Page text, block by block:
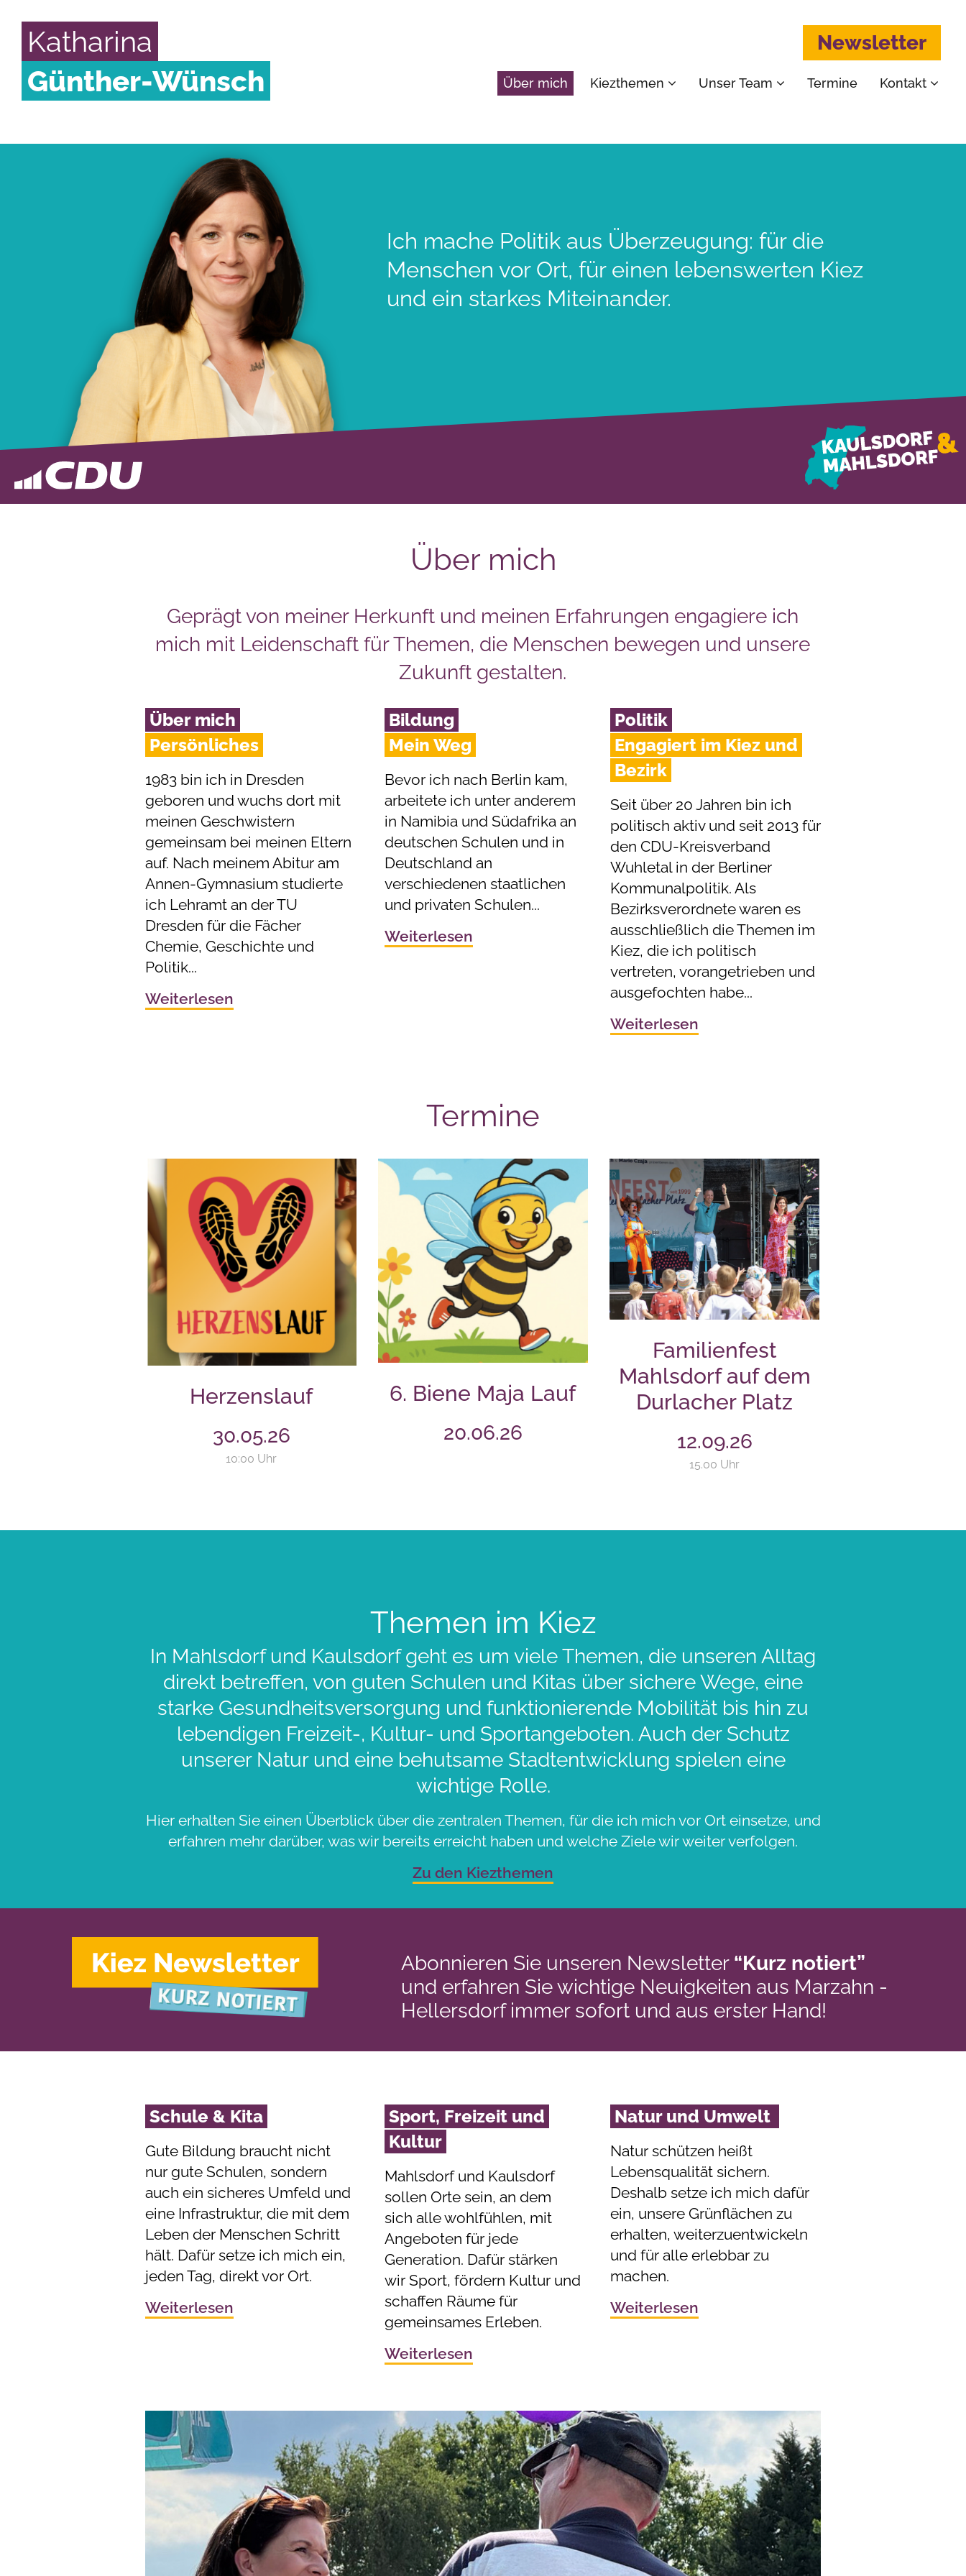
Katharina
Günther-Wünsch
Über mich Kiezthemen Unser Team Termine Kontakt
Newsletter
Ich mache Politik aus Überzeugung: für die
Menschen vor Ort, für einen lebenswerten Kiez
und ein starkes Miteinander.
Über mich
Geprägt von meiner Herkunft und meinen Erfahrungen engagiere ich
mich mit Leidenschaft für Themen, die Menschen bewegen und unsere
Zukunft gestalten.
Über mich
Persönliches
1983 bin ich in Dresden
geboren und wuchs dort mit
meinen Geschwistern
gemeinsam bei meinen Eltern
auf. Nach meinem Abitur am
Annen-Gymnasium studierte
ich Lehramt an der TU
Dresden für die Fächer
Chemie, Geschichte und
Politik...
Weiterlesen
Bildung
Mein Weg
Bevor ich nach Berlin kam,
arbeitete ich unter anderem
in Namibia und Südafrika an
deutschen Schulen und in
Deutschland an
verschiedenen staatlichen
und privaten Schulen...
Weiterlesen
Politik
Engagiert im Kiez und
Bezirk
Seit über 20 Jahren bin ich
politisch aktiv und seit 2013 für
den CDU-Kreisverband
Wuhletal in der Berliner
Kommunalpolitik. Als
Bezirksverordnete waren es
ausschließlich die Themen im
Kiez, die ich politisch
vertreten, vorangetrieben und
ausgefochten habe...
Weiterlesen
Termine
Herzenslauf
30.05.26
10:00 Uhr
6. Biene Maja Lauf
20.06.26
Familienfest
Mahlsdorf auf dem
Durlacher Platz
12.09.26
15.00 Uhr
Themen im Kiez
In Mahlsdorf und Kaulsdorf geht es um viele Themen, die unseren Alltag
direkt betreffen, von guten Schulen und Kitas über sichere Wege, eine
starke Gesundheitsversorgung und funktionierende Mobilität bis hin zu
lebendigen Freizeit-, Kultur- und Sportangeboten. Auch der Schutz
unserer Natur und eine behutsame Stadtentwicklung spielen eine
wichtige Rolle.
Hier erhalten Sie einen Überblick über die zentralen Themen, für die ich mich vor Ort einsetze, und
erfahren mehr darüber, was wir bereits erreicht haben und welche Ziele wir weiter verfolgen.
Zu den Kiezthemen
Abonnieren Sie unseren Newsletter “Kurz notiert”
und erfahren Sie wichtige Neuigkeiten aus Marzahn -
Hellersdorf immer sofort und aus erster Hand!
Schule & Kita
Gute Bildung braucht nicht
nur gute Schulen, sondern
auch ein sicheres Umfeld und
eine Infrastruktur, die mit dem
Leben der Menschen Schritt
hält. Dafür setze ich mich ein,
jeden Tag, direkt vor Ort.
Weiterlesen
Sport, Freizeit und
Kultur
Mahlsdorf und Kaulsdorf
sollen Orte sein, an dem
sich alle wohlfühlen, mit
Angeboten für jede
Generation. Dafür stärken
wir Sport, fördern Kultur und
schaffen Räume für
gemeinsames Erleben.
Weiterlesen
Natur und Umwelt
Natur schützen heißt
Lebensqualität sichern.
Deshalb setze ich mich dafür
ein, unsere Grünflächen zu
erhalten, weiterzuentwickeln
und für alle erlebbar zu
machen.
Weiterlesen